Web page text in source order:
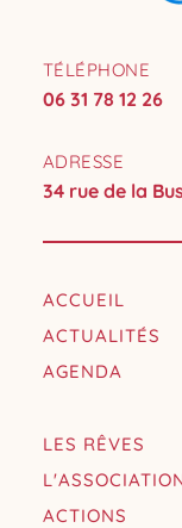
TÉLÉPHONE
06 31 78 12 26
ADRESSE
34 rue de la
ACCUEIL
ACTUALITÉS
AGENDA
LES RÊVES
ACTIONS